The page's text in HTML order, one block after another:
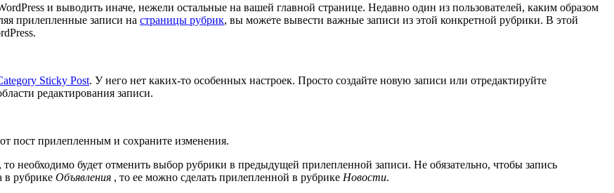
и выводить иначе, нежели остальные на вашей главной странице. Недавно один из пользователей, каким образом
прилепленные записи на страницы рубрик, вы можете вывести важные записи из этой конкретной рубрики. В этой
Sticky Post. У него нет каких-то особенных настроек. Просто создайте новую записи или отредактируйте
редактирования записи.
пост прилепленным и сохраните изменения.
необходимо будет отменить выбор рубрики в предыдущей прилепленной записи. Не обязательно, чтобы запись
в рубрике Объявления , то ее можно сделать прилепленной в рубрике Новости.